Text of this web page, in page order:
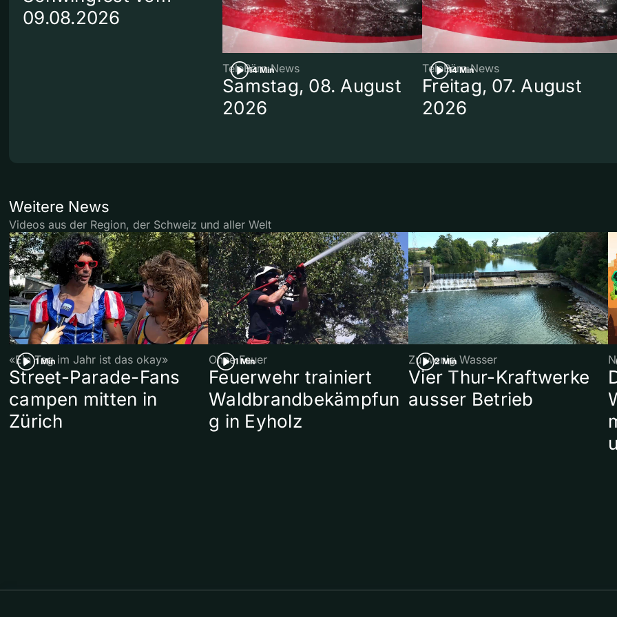
09.08.2026
14 Min
TeleBärn News
Samstag, 08. August
2026
14 Min
TeleBärn News
Freitag, 07. August
2026
Weitere News
Videos aus der Region, der Schweiz und aller Welt
1 Min
«Ein Tag im Jahr ist das okay»
Street-Parade-Fans
campen mitten in
Zürich
1 Min
Ohne Feuer
Feuerwehr trainiert
Waldbrandbekämpfun
g in Eyholz
2 Min
Zu wenig Wasser
Vier Thur-Kraftwerke
ausser Betrieb